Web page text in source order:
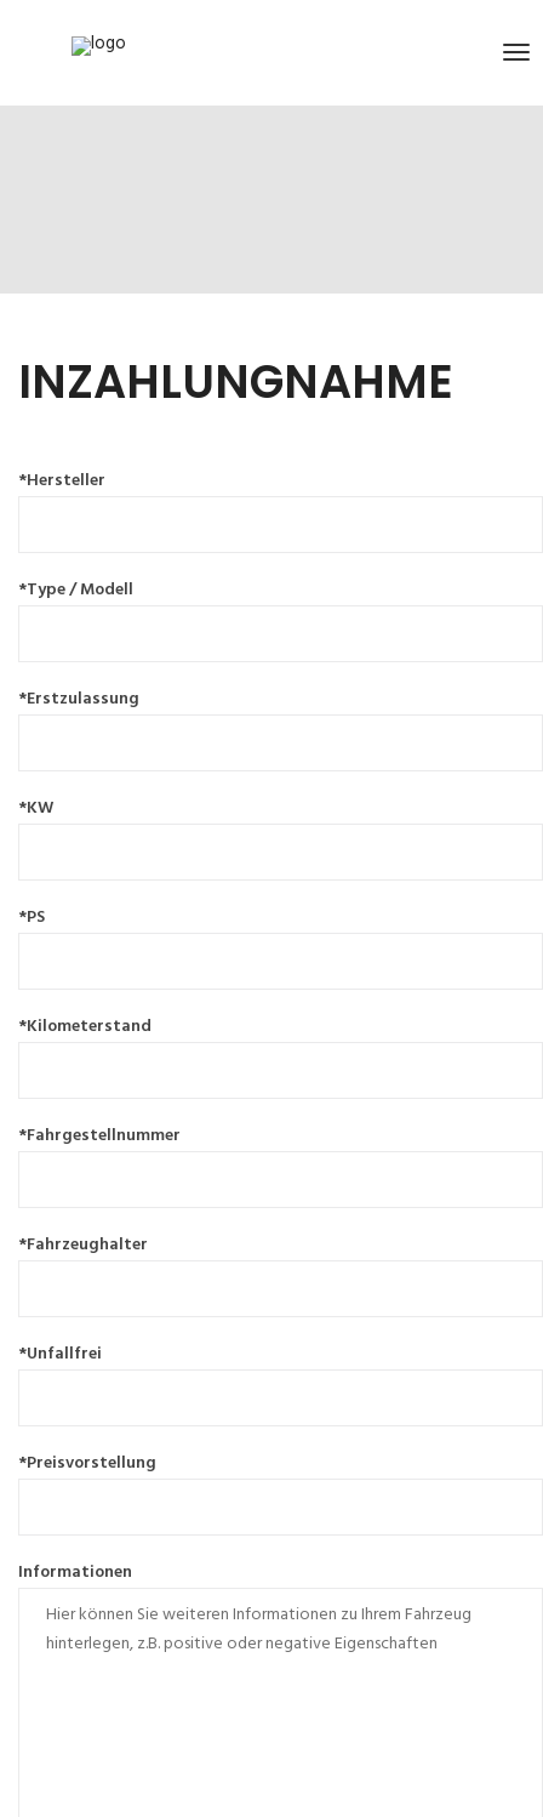
INZAHLUNGNAHME
*Hersteller
*Type / Modell
*Erstzulassung
*KW
*PS
*Kilometerstand
*Fahrgestellnummer
*Fahrzeughalter
*Unfallfrei
*Preisvorstellung
Informationen